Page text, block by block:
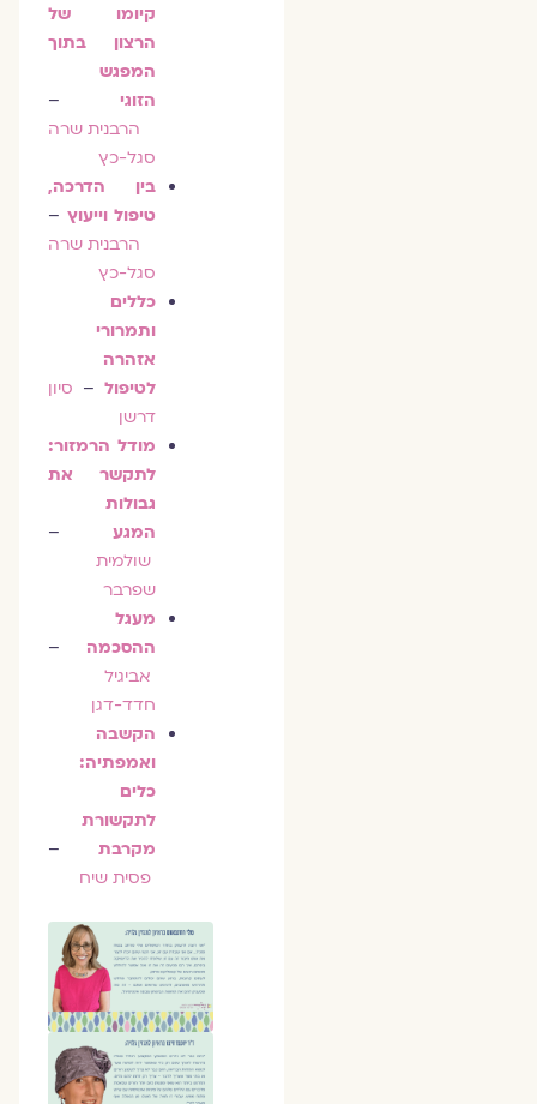
קיומו של
הרצון בתוך
המפגש
הזוגי –
הרבנית שרה
סגל-כץ
בין הדרכה,
טיפול וייעוץ –
הרבנית שרה
סגל-כץ
כללים
ותמרורי
אזהרה
לטיפול– סיון
דרשן
מודל הרמזור:
לתקשר את
גבולות
המגע
–
שולמית
שפרבר
מעגל
ההסכמה –
אביגיל
חדד-דגן
הקשבה
ואמפתיה:
כלים
לתקשורת
מקרבת–
פסית שיח